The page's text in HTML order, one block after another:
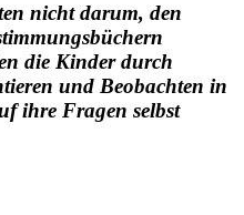
nicht darum, den
die Kinder durch
und Beobachten in
ihre Fragen selbst